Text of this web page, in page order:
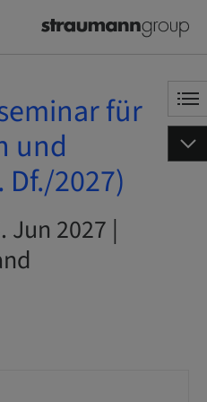
für
und
2027)
Jun 2027 |